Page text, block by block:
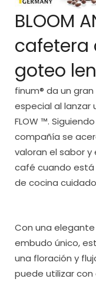
BLOOM
cafetera
goteo
finum® da un
especial al lanzar
FLOW ™.
compañía se
valoran el sabor y
café cuando está
de cocina
Con una
embudo único,
una floración y
puede utilizar